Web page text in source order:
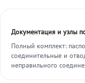
Документация и узлы
Полный комплект:
соединительные и
неправильного